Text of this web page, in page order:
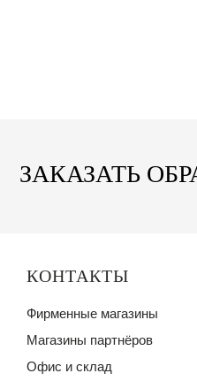
ЗАКАЗАТЬ
КОНТАКТЫ
Фирменные магазины
Магазины партнёров
Офис и склад